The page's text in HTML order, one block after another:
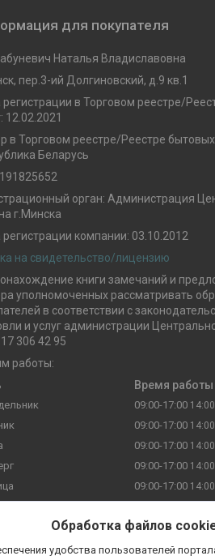
для покупателя
Наталья Владиславовна
пер.3-ий Долгиновский, д.9 кв.1
в Торговом реестре/
12.02.2021
в Торговом реестре/Реестре бытовых
Беларусь
орган: Администрация
г.Минска
компании: 03.10.2012
на свидетельство/лицензию
книги замечаний и
уполномоченных рассматривать
в соответствии с
и услуг администрации
306 42 95
работы:
Время работы
09:00-17:00
09:00-17:00
09:00-17:00
09:00-17:00
09:00-17:00
Выходной
Обработка файлов
удобства пользователей